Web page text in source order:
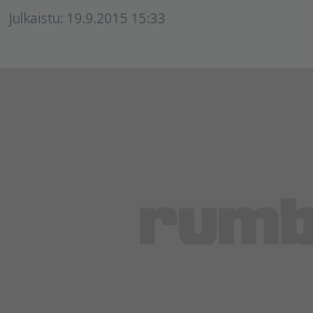
Julkaistu: 19.9.2015 15:33